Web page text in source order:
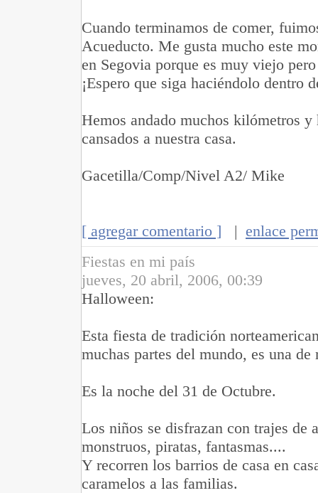
Cuando terminamos de comer,
Acueducto. Me gusta mucho este
en Segovia porque es muy viejo
¡Espero que siga haciéndolo dentro
Hemos andado muchos kilómetros y
cansados a nuestra casa.
Gacetilla/Comp/Nivel A2/ Mike
[ agregar comentario ] | enlace
Fiestas en mi país
jueves, 20 abril, 2006, 00:39
Halloween:
Esta fiesta de tradición
muchas partes del mundo, es una
Es la noche del 31 de Octubre.
Los niños se disfrazan con trajes de
monstruos, piratas, fantasmas....
Y recorren los barrios de casa en
caramelos a las familias.